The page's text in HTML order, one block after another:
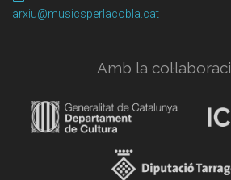
arxiu@musicsperlacobla.cat
Amb la